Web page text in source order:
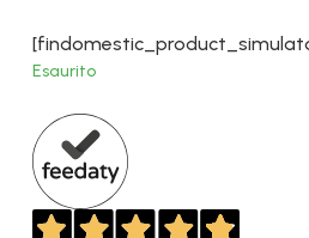
prezzo
originale
era:
è:
Esaurito